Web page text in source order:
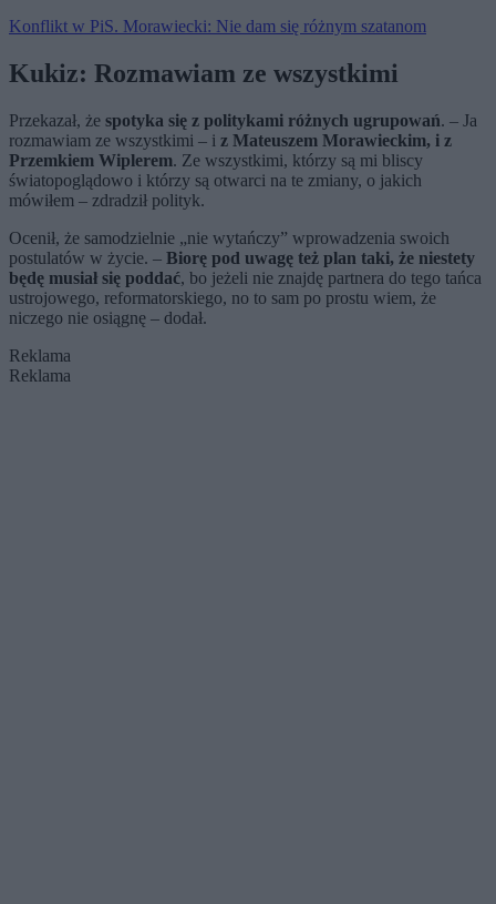
Konflikt w PiS. Morawiecki: Nie dam się różnym szatanom
Kukiz: Rozmawiam ze wszystkimi
Przekazał, że spotyka się z politykami różnych ugrupowań. – Ja
rozmawiam ze wszystkimi – i z Mateuszem Morawieckim, i z
Przemkiem Wiplerem. Ze wszystkimi, którzy są mi bliscy
światopoglądowo i którzy są otwarci na te zmiany, o jakich
mówiłem – zdradził polityk.
Ocenił, że samodzielnie „nie wytańczy” wprowadzenia swoich
postulatów w życie. – Biorę pod uwagę też plan taki, że niestety
będę musiał się poddać, bo jeżeli nie znajdę partnera do tego tańca
ustrojowego, reformatorskiego, no to sam po prostu wiem, że
niczego nie osiągnę – dodał.
Reklama
Reklama